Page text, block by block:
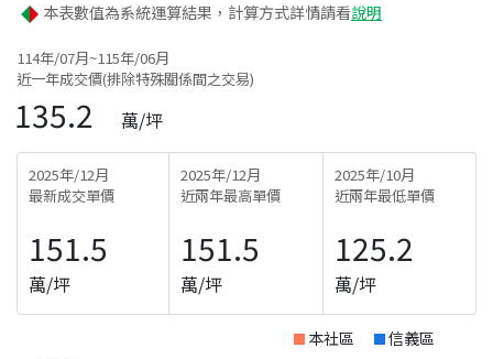
本表數值為系統運算結果，計算方式詳情請看說明
114年/07月~115年/06月
近一年成交價(排除特殊關係間之交易)
135.2 萬/坪
2025年/12月
最新成交單價
151.5
萬/坪
2025年/12月
近兩年最高單價
151.5
萬/坪
2025年/10月
近兩年最低單價
125.2
萬/坪
本社區 信義區